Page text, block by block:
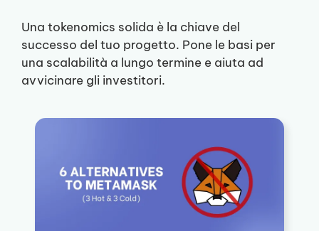
Una tokenomics solida è la chiave del
successo del tuo progetto. Pone le basi per
una scalabilità a lungo termine e aiuta ad
avvicinare gli investitori.